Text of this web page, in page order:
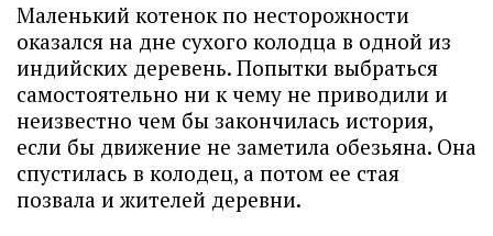
Маленький котенок по несторожности
оказался на дне сухого колодца в одной из
индийских деревень. Попытки выбраться
самостоятельно ни к чему не приводили и
неизвестно чем бы закончилась история,
если бы движение не заметила обезьяна. Она
спустилась в колодец, а потом ее стая
позвала и жителей деревни.